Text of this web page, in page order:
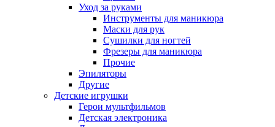
Уход за руками
Инструменты для маникюра
Маски для рук
Сушилки для ногтей
Фрезеры для маникюра
Прочие
Эпиляторы
Другие
Детские игрушки
Герои мультфильмов
Детская электроника